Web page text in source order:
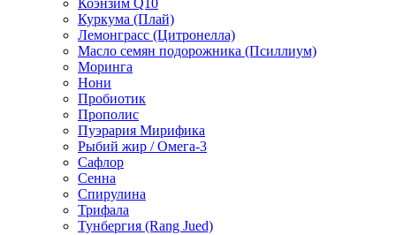
Коэнзим Q10
Куркума (Плай)
Лемонграсс (Цитронелла)
Масло семян подорожника (Псиллиум)
Моринга
Нони
Пробиотик
Прополис
Пуэрария Мирифика
Рыбий жир / Омега-3
Сафлор
Сенна
Спирулина
Трифала
Тунбергия (Rang Jued)